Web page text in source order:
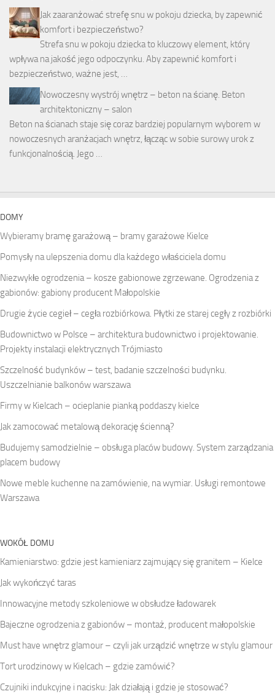
Jak zaaranżować strefę snu w pokoju dziecka, by zapewnić
komfort i bezpieczeństwo?
Strefa snu w pokoju dziecka to kluczowy element, który
wpływa na jakość jego odpoczynku. Aby zapewnić komfort i
bezpieczeństwo, ważne jest, …
Nowoczesny wystrój wnętrz – beton na ścianę. Beton
architektoniczny – salon
Beton na ścianach staje się coraz bardziej popularnym wyborem w
nowoczesnych aranżacjach wnętrz, łącząc w sobie surowy urok z
funkcjonalnością. Jego …
DOMY
Wybieramy bramę garażową – bramy garażowe Kielce
Pomysły na ulepszenia domu dla każdego właściciela domu
Niezwykłe ogrodzenia – kosze gabionowe zgrzewane. Ogrodzenia z
gabionów: gabiony producent Małopolskie
Drugie życie cegieł – cegła rozbiórkowa. Płytki ze starej cegły z rozbiórki
Budownictwo w Polsce – architektura budownictwo i projektowanie.
Projekty instalacji elektrycznych Trójmiasto
Szczelność budynków – test, badanie szczelności budynku.
Uszczelnianie balkonów warszawa
Firmy w Kielcach – ocieplanie pianką poddaszy kielce
Jak zamocować metalową dekorację ścienną?
Budujemy samodzielnie – obsługa placów budowy. System zarządzania
placem budowy
Nowe meble kuchenne na zamówienie, na wymiar. Usługi remontowe
Warszawa
WOKÓŁ DOMU
Kamieniarstwo: gdzie jest kamieniarz zajmujący się granitem – Kielce
Jak wykończyć taras
Innowacyjne metody szkoleniowe w obsłudze ładowarek
Bajeczne ogrodzenia z gabionów – montaż, producent małopolskie
Must have wnętrz glamour – czyli jak urządzić wnętrze w stylu glamour
Tort urodzinowy w Kielcach – gdzie zamówić?
Czujniki indukcyjne i nacisku: Jak działają i gdzie je stosować?